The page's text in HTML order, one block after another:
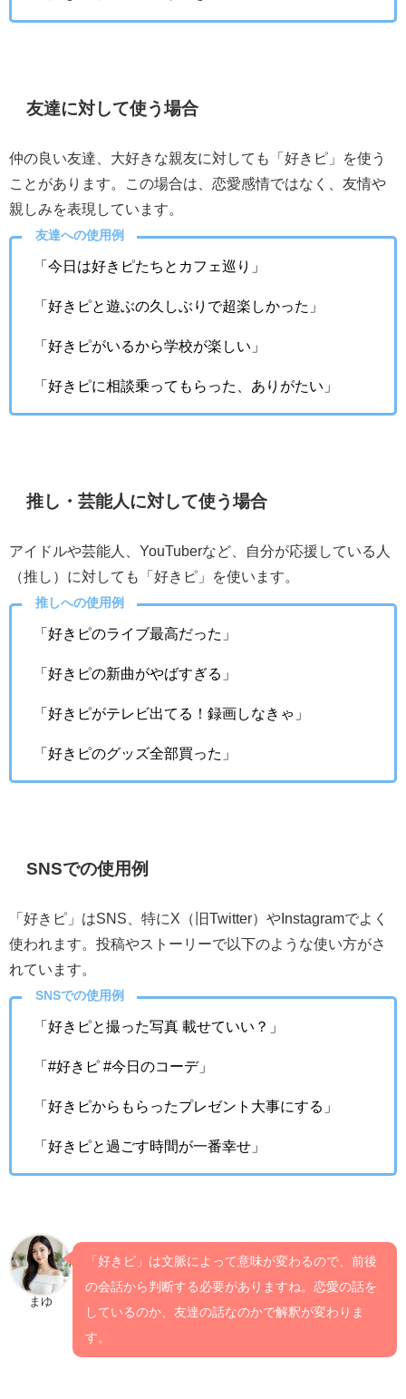
友達に対して使う場合
仲の良い友達、大好きな親友に対しても「好きピ」を使う
ことがあります。この場合は、恋愛感情ではなく、友情や
親しみを表現しています。
友達への使用例
「今日は好きピたちとカフェ巡り」
「好きピと遊ぶの久しぶりで超楽しかった」
「好きピがいるから学校が楽しい」
「好きピに相談乗ってもらった、ありがたい」
推し・芸能人に対して使う場合
アイドルや芸能人、YouTuberなど、自分が応援している人
（推し）に対しても「好きピ」を使います。
推しへの使用例
「好きピのライブ最高だった」
「好きピの新曲がやばすぎる」
「好きピがテレビ出てる！録画しなきゃ」
「好きピのグッズ全部買った」
SNSでの使用例
「好きピ」はSNS、特にX（旧Twitter）やInstagramでよく
使われます。投稿やストーリーで以下のような使い方がさ
れています。
SNSでの使用例
「好きピと撮った写真 載せていい？」
「#好きピ #今日のコーデ」
「好きピからもらったプレゼント大事にする」
「好きピと過ごす時間が一番幸せ」
まゆ
「好きピ」は文脈によって意味が変わるので、前後
の会話から判断する必要がありますね。恋愛の話を
しているのか、友達の話なのかで解釈が変わりま
す。